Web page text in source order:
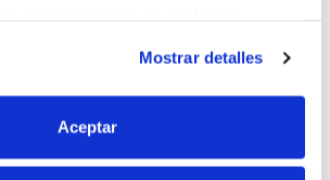
quisiéramos:
Mostrar detalles
Aceptar
PASO 10